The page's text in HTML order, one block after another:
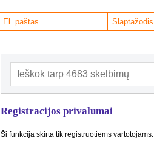
Registracijos privalumai
Ši funkcija skirta tik registruotiems vartotojams.